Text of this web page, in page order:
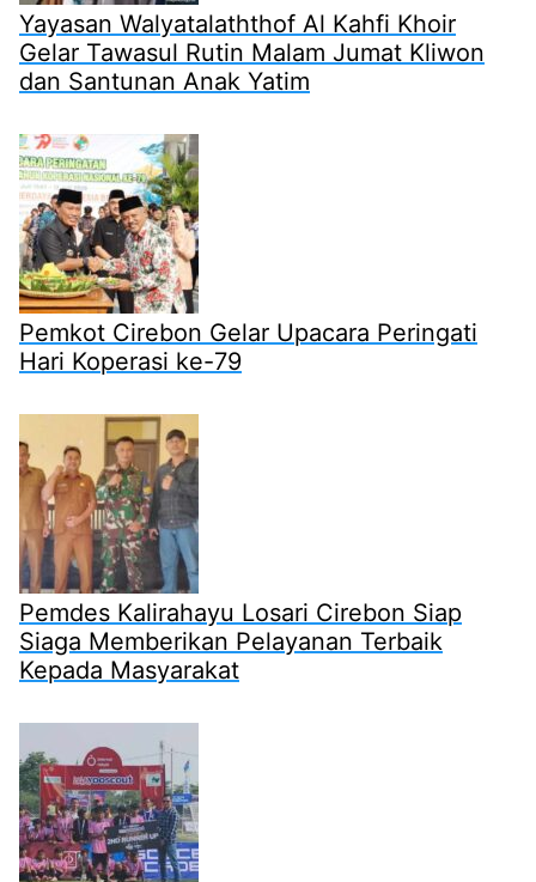
Yayasan Walyatalaththof Al Kahfi Khoir
Gelar Tawasul Rutin Malam Jumat Kliwon
dan Santunan Anak Yatim
Pemkot Cirebon Gelar Upacara Peringati
Hari Koperasi ke-79
Pemdes Kalirahayu Losari Cirebon Siap
Siaga Memberikan Pelayanan Terbaik
Kepada Masyarakat